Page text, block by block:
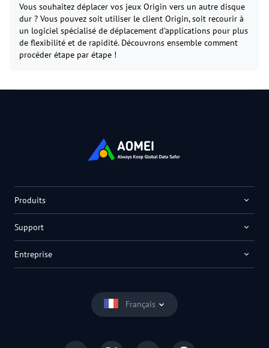
Vous souhaitez déplacer vos jeux Origin vers un autre disque
dur ? Vous pouvez soit utiliser le client Origin, soit recourir à
un logiciel spécialisé de déplacement d’applications pour plus
de flexibilité et de rapidité. Découvrons ensemble comment
procéder étape par étape !
Français
Produits
Support
Entreprise